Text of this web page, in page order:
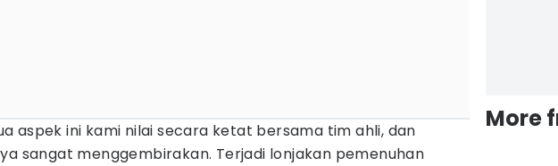
aspek ini kami nilai secara ketat bersama tim ahli, dan
sangat menggembirakan. Terjadi lonjakan pemenuhan
More